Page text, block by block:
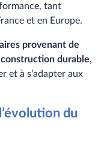
tant
et en Europe.
provenant de
durable,
et à s’adapter aux
du